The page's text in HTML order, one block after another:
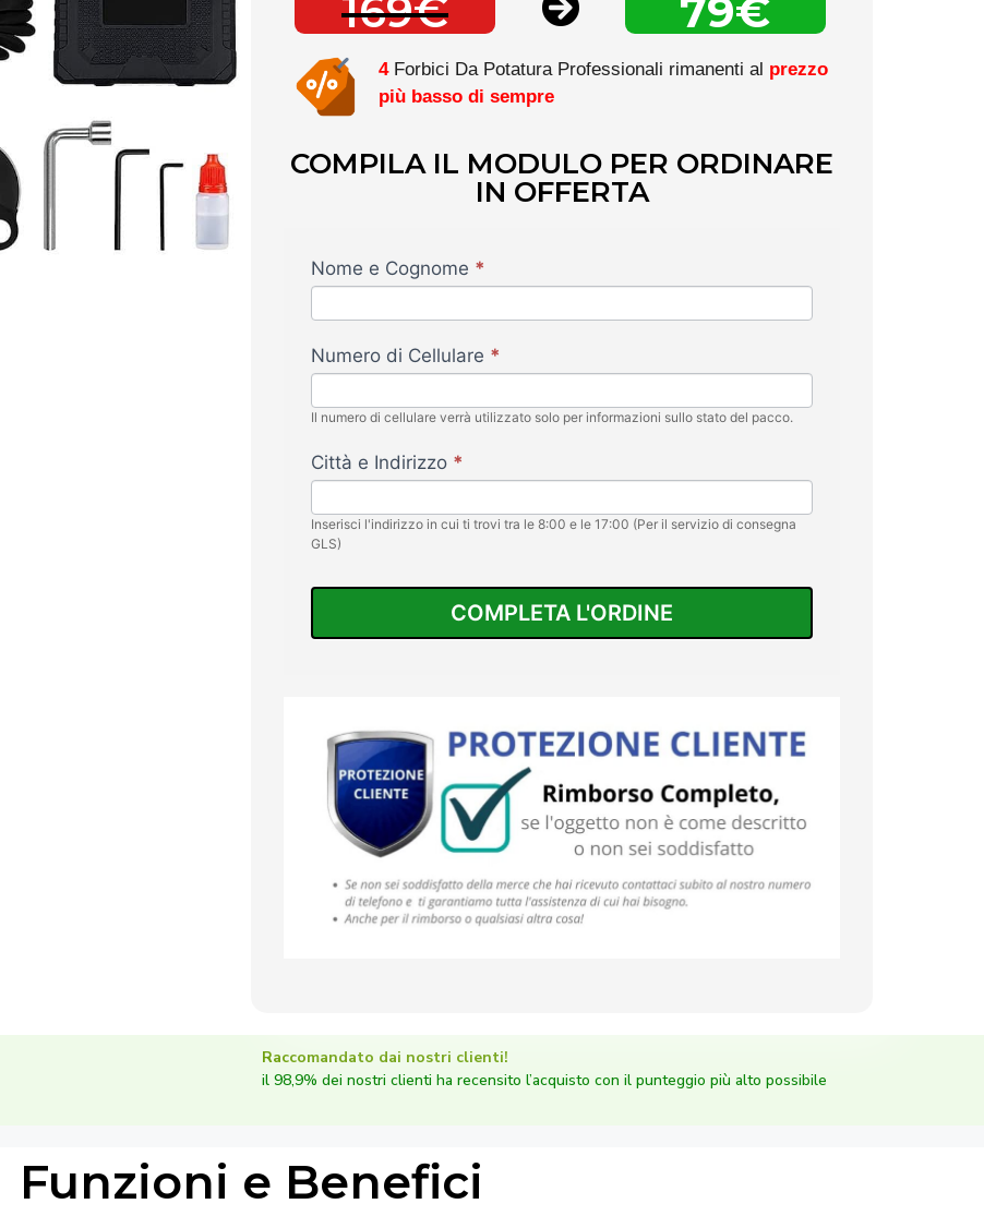
169€ 79€
4Forbici Da Potatura Professionali rimanenti al prezzo
più basso di sempre
COMPILA IL MODULO PER ORDINARE
IN OFFERTA
Forbici
79€
-
Offersify
Nome e Cognome *
Numero di Cellulare *
Il numero di cellulare verrà utilizzato solo per informazioni sullo stato del pacco.
Città e Indirizzo *
Inserisci l'indirizzo in cui ti trovi tra le 8:00 e le 17:00 (Per il servizio di consegna
GLS)
COMPLETA L'ORDINE
Raccomandato dai nostri clienti!
il 98,9% dei nostri clienti ha recensito l’acquisto con il punteggio più alto possibile
Funzioni e Benefici